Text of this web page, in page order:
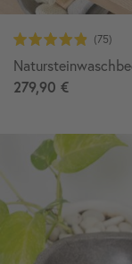
279,90 €